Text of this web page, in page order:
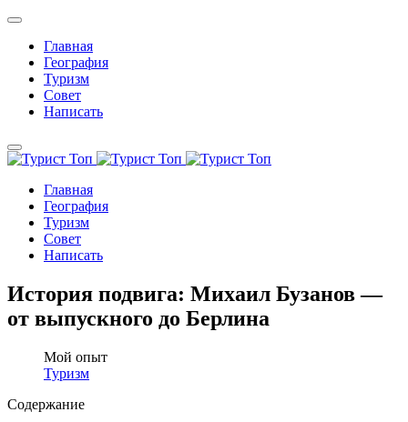
Главная
География
Туризм
Совет
Написать
Главная
География
Туризм
Совет
Написать
История подвига: Михаил Бузанов —
от выпускного до Берлина
Мой опыт
Туризм
Содержание